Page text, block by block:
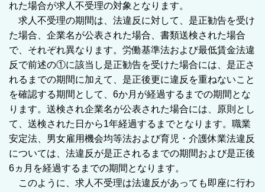
れた場合が求人不受理の対象となります。
求人不受理の期間は、法違反に対して、是正勧告を受け
た場合、企業名が公表された場合、書類送検された場合
で、それぞれ異なります。労働基準法および最低賃金法違
反で前述の①に該当し是正勧告を受けた場合には、是正さ
れるまでの期間に加えて、是正後更に違反を重ねないこと
を確認する期間として、6か月が経過するまでの期間とな
ります。送検され企業名が公表された場合には、原則とし
て、送検された日から1年経過するまでとなります。職業
安定法、男女雇用機会均等法および育児・介護休業法違反
については、法違反が是正されるまでの期間および是正後
6ヵ月を経過するまでの期間となります。
このように、求人不受理は法違反があっても即座に行わ